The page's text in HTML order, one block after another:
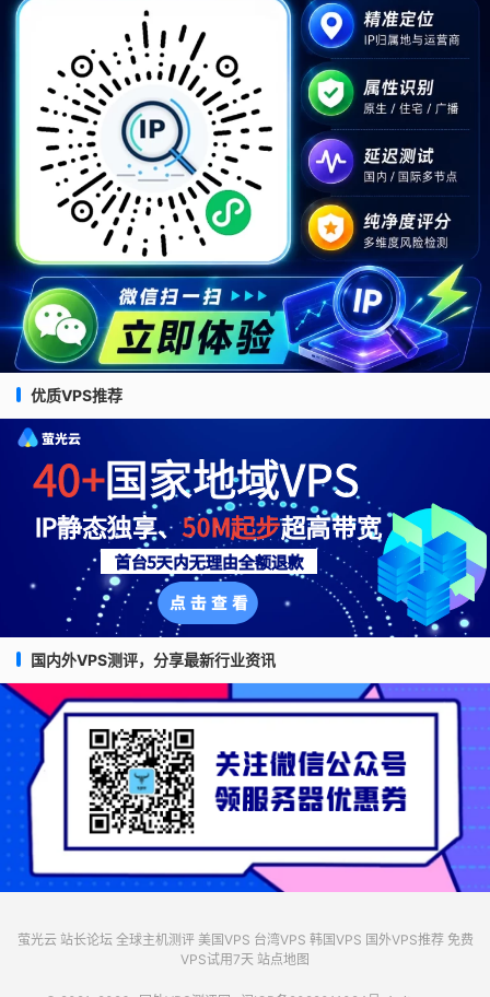
优质VPS推荐
国内外VPS测评，分享最新行业资讯
萤光云 站长论坛 全球主机测评 美国VPS 台湾VPS 韩国VPS 国外VPS推荐 免费
VPS试用7天 站点地图